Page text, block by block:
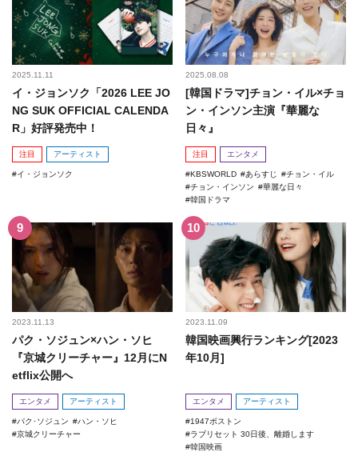
2025.11.11
イ・ジョンソク「2026 LEE JO
NG SUK OFFICIAL CALENDA
R」好評発売中！
注目 アーティスト
イ・ジョンソク
2025.08.08
[韓国ドラマ]チョン・イル×チョ
ン・インソン主演『華麗な
日々』
注目 エンタメ
KBSWORLD あらすじ
チョン・イル
チョン・インソン
華麗な日々
韓国ドラマ
2023.11.13
パク・ソジュン×ハン・ソヒ
『京城クリーチャー』12月にN
etflix公開へ
エンタメ アーティスト
パク･ソジュン
ハン・ソヒ
京城クリーチャー
2023.11.09
韓国映画興行ランキング[2023
年10月]
エンタメ アーティスト
1947ボストン
ラブリセット 30日後、離婚します
韓国映画